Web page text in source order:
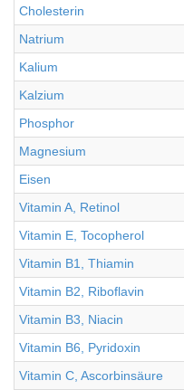
Cholesterin
Natrium
Kalium
Kalzium
Phosphor
Magnesium
Eisen
Vitamin A, Retinol
Vitamin E, Tocopherol
Vitamin B1, Thiamin
Vitamin B2, Riboflavin
Vitamin B3, Niacin
Vitamin B6, Pyridoxin
Vitamin C, Ascorbinsäure